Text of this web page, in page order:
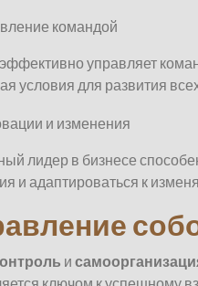
командой
управляет
условия для развития
и изменения
лидер в бизнесе
и адаптироваться к
и